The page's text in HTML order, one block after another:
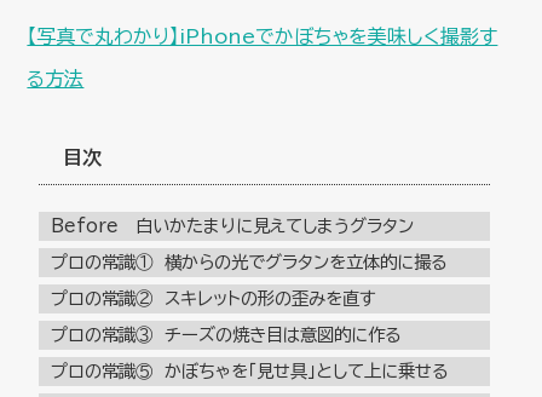
【写真で丸わかり】iPhoneでかぼちゃを美味しく撮影す
る方法
目次
Before 白いかたまりに見えてしまうグラタン
プロの常識① 横からの光でグラタンを立体的に撮る
プロの常識② スキレットの形の歪みを直す
プロの常識③ チーズの焼き目は意図的に作る
プロの常識⑤ かぼちゃを「見せ具」として上に乗せる